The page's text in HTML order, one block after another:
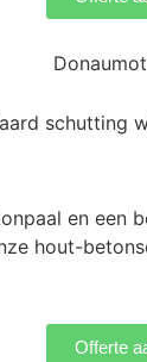
en een
hout-
Offerte